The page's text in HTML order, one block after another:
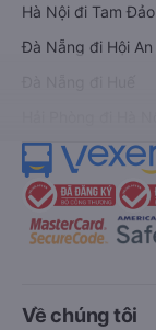
Hà Nội đi Tam Đảo
Đà Nẵng đi Hội An
Về chúng tôi